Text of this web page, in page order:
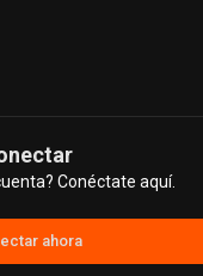
Conéctate aquí.
ahora